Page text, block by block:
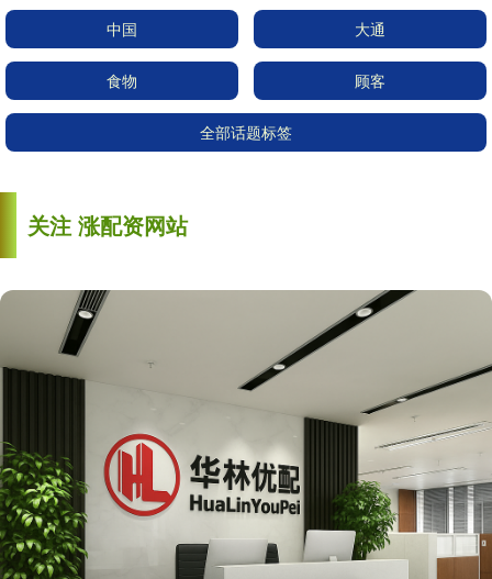
中国 大通
食物 顾客
全部话题标签
关注 涨配资网站